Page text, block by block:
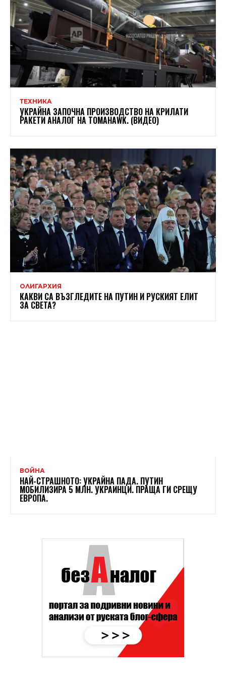
ТЕХНИКА
УКРАЙНА ЗАПОЧНА ПРОИЗВОДСТВО НА КРИЛАТИ
РАКЕТИ АНАЛОГ НА TOMAHAWK. (ВИДЕО)
ОЛИГАРХИЯ
КАКВИ СА ВЪЗГЛЕДИТЕ НА ПУТИН И РУСКИЯТ ЕЛИТ
ЗА СВЕТА?
ВОЙНА
НАЙ-СТРАШНОТО: УКРАЙНА ПАДА. ПУТИН
МОБИЛИЗИРА 5 МЛН. УКРАИНЦИ. ПРАЩА ГИ СРЕЩУ
ЕВРОПА.